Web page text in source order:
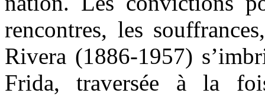
rencontres, les
Rivera (1886-1957)
Frida, traversée à la